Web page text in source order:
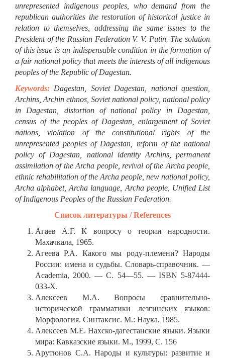
Keywords: Dagestan, Soviet Dagestan, national question,
Archins, Archin ethnos, Soviet national policy, national policy
in Dagestan, distortion of national policy in Dagestan,
census of the peoples of Dagestan, enlargement of Soviet
nations, violation of the constitutional rights of the
unrepresented peoples of Dagestan, reform of the national
policy of Dagestan, national identity Archins, permanent
assimilation of the Archa people, revival of the Archa people,
ethnic rehabilitation of the Archa people, new national policy,
Archa alphabet, Archa language, Archa people, Unified List
of Indigenous Peoples of the Russian Federation.
Список литературы / References
Агаев А.Г. К вопросу о теории народности.
Махачкала, 1965.
Агеева Р.А. Какого мы роду-племени? Народы
России: имена и судьбы. Словарь-справочник. —
Academia, 2000. — С. 54—55. — ISBN 5-87444-
033-X.
Алексеев М.А. Вопросы сравнительно-
исторической грамматики лезгинских языков:
Морфология. Синтаксис. М.: Наука, 1985.
Алексеев М.Е. Нахско-дагестанские языки. Языки
мира: Кавказские языки. М., 1999, С. 156
Арутюнов С.А. Народы и культуры: развитие и